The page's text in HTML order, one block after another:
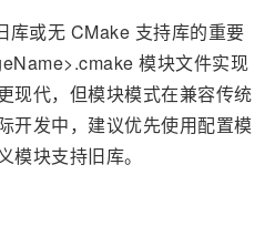
库或无 CMake 支持库的重要
模块文件实现
现代，但模块模式在兼容传统
开发中，建议优先使用配置模
块支持旧库。